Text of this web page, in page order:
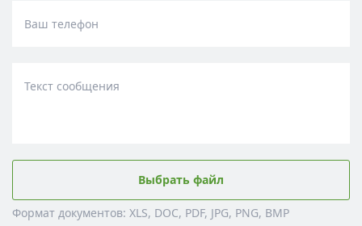
Ваш телефон
Текст сообщения
Выбрать файл
Формат документов: XLS, DOC, PDF, JPG, PNG, BMP